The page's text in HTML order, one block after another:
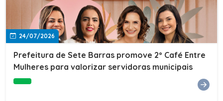
24/07/2026
Prefeitura de Sete Barras promove 2º Café Entre
Mulheres para valorizar servidoras municipais